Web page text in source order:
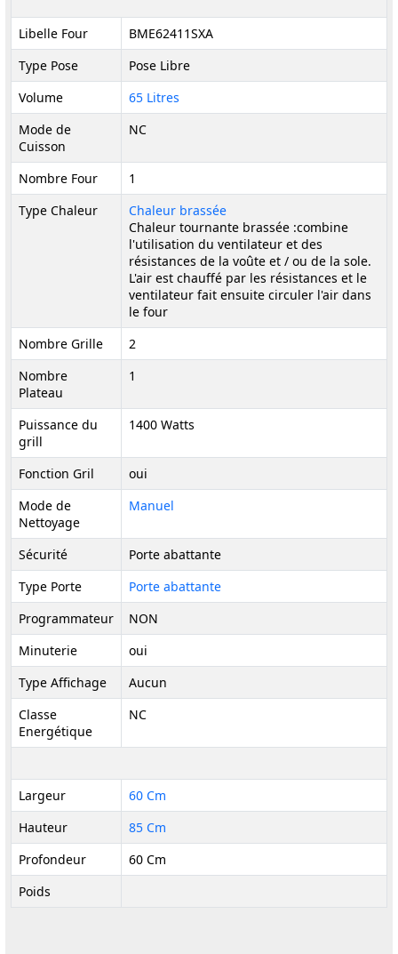
Libelle Four
BME62411SXA
Type Pose
Pose Libre
Volume
65 Litres
Mode de
Cuisson
NC
Nombre Four
1
Type Chaleur
Chaleur brassée
Chaleur tournante brassée :combine
l'utilisation du ventilateur et des
résistances de la voûte et / ou de la sole.
L'air est chauffé par les résistances et le
ventilateur fait ensuite circuler l'air dans
le four
Nombre Grille
2
Nombre
Plateau
1
Puissance du
grill
1400 Watts
Fonction Gril
oui
Mode de
Nettoyage
Manuel
Sécurité
Porte abattante
Type Porte
Porte abattante
Programmateur
NON
Minuterie
oui
Type Affichage
Aucun
Classe
Energétique
NC
Largeur
60 Cm
Hauteur
85 Cm
Profondeur
60 Cm
Poids